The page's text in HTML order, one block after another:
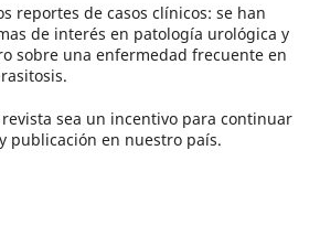
reportes de casos clínicos: se han
de interés en patología urológica y
sobre una enfermedad frecuente en
sea un incentivo para continuar
publicación en nuestro país.